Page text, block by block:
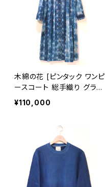
木綿の花 [ピンタック ワンピ
ースコート 総手織り グラデ
ーション] 藍染手織り 麻の
葉柄 久留米かすり 袖口2w
¥110,000